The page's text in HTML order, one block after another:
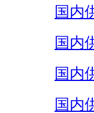
国内
国内
国内
国内